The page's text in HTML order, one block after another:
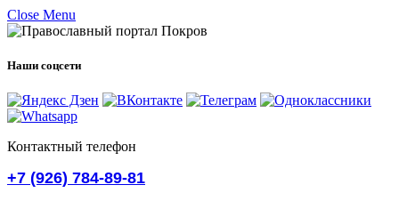
Close Menu
Наши соцсети
Контактный телефон
+7 (926) 784-89-81